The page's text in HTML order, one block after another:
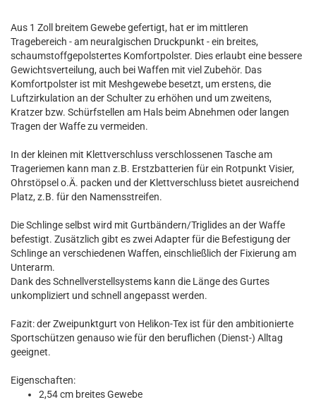
Aus 1 Zoll breitem Gewebe gefertigt, hat er im mittleren
Tragebereich - am neuralgischen Druckpunkt - ein breites,
schaumstoffgepolstertes Komfortpolster. Dies erlaubt eine bessere
Gewichtsverteilung, auch bei Waffen mit viel Zubehör. Das
Komfortpolster ist mit Meshgewebe besetzt, um erstens, die
Luftzirkulation an der Schulter zu erhöhen und um zweitens,
Kratzer bzw. Schürfstellen am Hals beim Abnehmen oder langen
Tragen der Waffe zu vermeiden.
In der kleinen mit Klettverschluss verschlossenen Tasche am
Trageriemen kann man z.B. Erstzbatterien für ein Rotpunkt Visier,
Ohrstöpsel o.Ä. packen und der Klettverschluss bietet ausreichend
Platz, z.B. für den Namensstreifen.
Die Schlinge selbst wird mit Gurtbändern/Triglides an der Waffe
befestigt. Zusätzlich gibt es zwei Adapter für die Befestigung der
Schlinge an verschiedenen Waffen, einschließlich der Fixierung am
Unterarm.
Dank des Schnellverstellsystems kann die Länge des Gurtes
unkompliziert und schnell angepasst werden.
Fazit: der Zweipunktgurt von Helikon-Tex ist für den ambitionierte
Sportschützen genauso wie für den beruflichen (Dienst-) Alltag
geeignet.
Eigenschaften:
2,54 cm breites Gewebe